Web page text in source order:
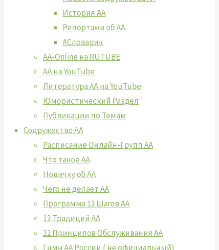
История АА
Репортажи об АА
#Словарик
AA-Online на RUTUBE
АA на YouTube
Литература АА на YouTube
Юмористический Раздел
Публикации по Темам
Содружество АА
Расписание Онлайн-Групп АА
Что такое АА
Новичку об АА
Чего не делает АА
Программа 12 Шагов АА
12 Традиций АА
12 Принципов Обслуживания АА
Гимн АА России ( не официальный)